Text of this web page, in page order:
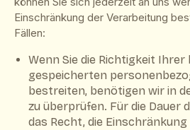
Einschränkung der Verarbeitung
Fällen:
Wenn Sie die Richtigkeit Ihrer
gespeicherten
bestreiten, benötigen wir in
zu überprüfen. Für die Dauer
das Recht, die